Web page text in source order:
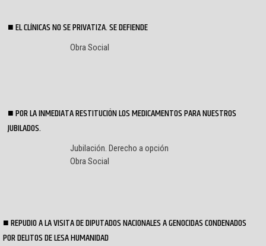
EL CLÍNICAS NO SE PRIVATIZA. SE DEFIENDE
Obra Social
POR LA INMEDIATA RESTITUCIÓN LOS MEDICAMENTOS PARA NUESTROS
JUBILADOS.
Jubilación. Derecho a opción
Obra Social
REPUDIO A LA VISITA DE DIPUTADOS NACIONALES A GENOCIDAS CONDENADOS
POR DELITOS DE LESA HUMANIDAD